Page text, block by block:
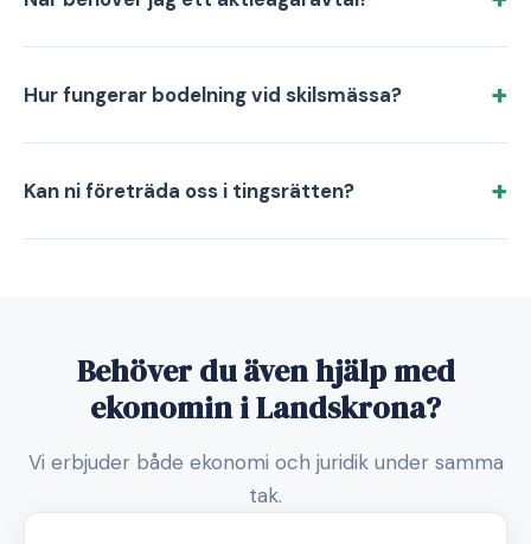
Hur fungerar bodelning vid skilsmässa?
Kan ni företräda oss i tingsrätten?
Behöver du även hjälp med
ekonomin i Landskrona?
Vi erbjuder både ekonomi och juridik under samma
tak.